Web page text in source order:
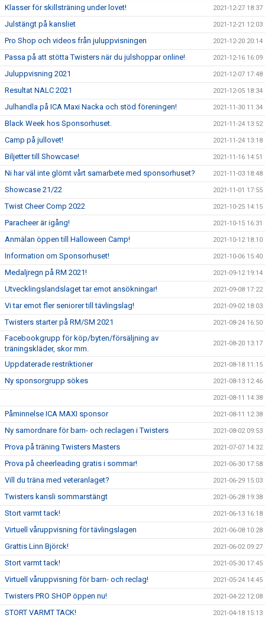
Klasser för skillsträning under lovet! 2021-12-27 18:37
Julstängt på kansliet 2021-12-21 12:03
Pro Shop och videos från juluppvisningen 2021-12-20 20:14
Passa på att stötta Twisters när du julshoppar online! 2021-12-16 16:09
Juluppvisning 2021 2021-12-07 17:48
Resultat NALC 2021 2021-12-05 18:34
Julhandla på ICA Maxi Nacka och stöd föreningen! 2021-11-30 11:34
Black Week hos Sponsorhuset. 2021-11-24 13:52
Camp på jullovet! 2021-11-24 13:18
Biljetter till Showcase! 2021-11-16 14:51
Ni har väl inte glömt vårt samarbete med sponsorhuset? 2021-11-03 18:48
Showcase 21/22 2021-11-01 17:55
Twist Cheer Comp 2022 2021-10-25 14:15
Paracheer är igång! 2021-10-15 16:31
Anmälan öppen till Halloween Camp! 2021-10-12 18:10
Information om Sponsorhuset! 2021-10-06 15:40
Medaljregn på RM 2021! 2021-09-12 19:14
Utvecklingslandslaget tar emot ansökningar! 2021-09-08 17:22
Vi tar emot fler seniorer till tävlingslag! 2021-09-02 18:03
Twisters starter på RM/SM 2021 2021-08-24 16:50
Facebookgrupp för köp/byten/försäljning av
träningskläder, skor mm.
2021-08-20 13:17
Uppdaterade restriktioner 2021-08-18 11:15
Ny sponsorgrupp sökes 2021-08-13 12:46
2021-08-11 14:38
Påminnelse ICA MAXI sponsor 2021-08-11 12:38
Ny samordnare för barn- och reclagen i Twisters 2021-08-02 09:53
Prova på träning Twisters Masters 2021-07-07 14:32
Prova på cheerleading gratis i sommar! 2021-06-30 17:58
Vill du träna med veteranlaget? 2021-06-29 15:03
Twisters kansli sommarstängt 2021-06-28 19:38
Stort varmt tack! 2021-06-13 16:18
Virtuell våruppvisning för tävlingslagen 2021-06-08 10:28
Grattis Linn Björck! 2021-06-02 09:27
Stort varmt tack! 2021-05-30 17:45
Virtuell våruppvisning för barn- och reclag! 2021-05-24 14:45
Twisters PRO SHOP öppen nu! 2021-04-22 12:08
STORT VARMT TACK! 2021-04-18 15:13